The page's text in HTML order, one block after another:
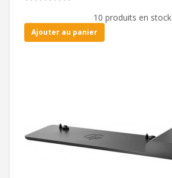
10 produits en stock
Ajouter au panier